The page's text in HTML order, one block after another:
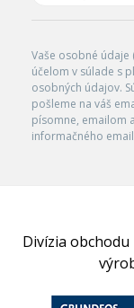
Vaše osobné
účelom v súlade s
osobných údajov.
pošleme na váš
písomne, emailom
informačného
Divízia